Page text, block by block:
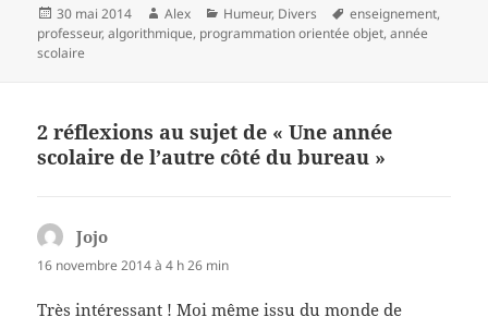
Publié
le
30 mai 2014 Auteur
Alex Catégories
Humeur, Divers
Mots-
clés
enseignement,
professeur,algorithmique, programmation orientée objet,année
scolaire
2 réflexions au sujet de « Une année
scolaire de l’autre côté du bureau »
Jojo
16 novembre 2014 à 4 h 26 min
Très intéressant ! Moi même issu du monde de